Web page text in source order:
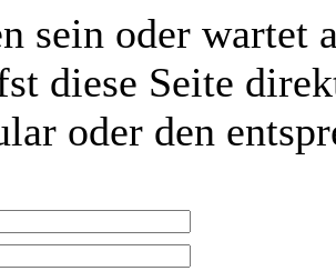
sein oder wartet
diese Seite
oder den